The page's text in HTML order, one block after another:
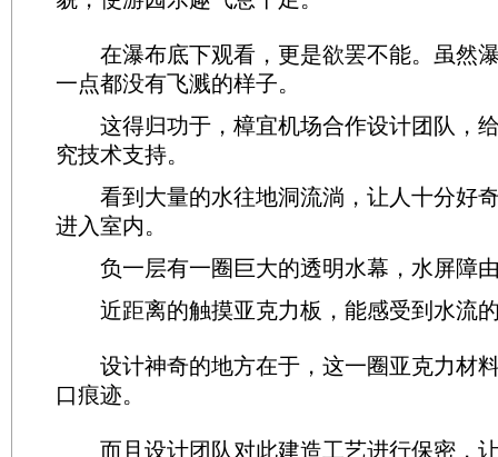
在瀑布底下观看，更是欲罢不能。虽然
一点都没有飞溅的样子。
这得归功于，樟宜机场合作设计团队，
究技术支持。
看到大量的水往地洞流淌，让人十分好
进入室内。
负一层有一圈巨大的透明水幕，水屏障
近距离的触摸亚克力板，能感受到水流
设计神奇的地方在于，这一圈亚克力材
口痕迹。
而且设计团队对此建造工艺进行保密，